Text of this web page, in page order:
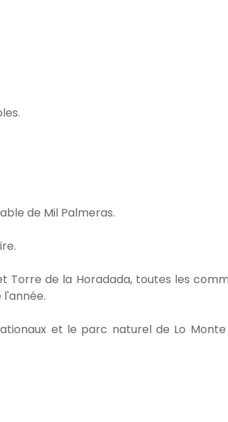
de Mil Palmeras.
de la Horadada, toutes les
et le parc naturel de Lo